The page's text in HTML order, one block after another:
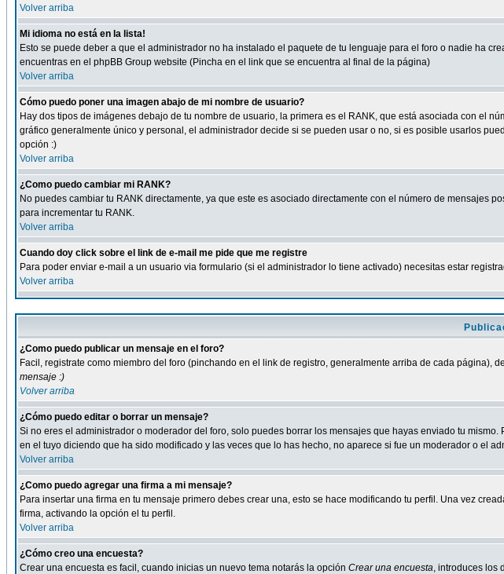
Volver arriba
Mi idioma no está en la lista!
Esto se puede deber a que el administrador no ha instalado el paquete de tu lenguaje para el foro o nadie ha
encuentras en el phpBB Group website (Pincha en el link que se encuentra al final de la página)
Volver arriba
Cómo puedo poner una imagen abajo de mi nombre de usuario?
Hay dos tipos de imágenes debajo de tu nombre de usuario, la primera es el RANK, que está asociada con el
gráfico generalmente único y personal, el administrador decide si se pueden usar o no, si es posible usarlos
opción :)
Volver arriba
¿Como puedo cambiar mi RANK?
No puedes cambiar tu RANK directamente, ya que este es asociado directamente con el número de mensajes
para incrementar tu RANK.
Volver arriba
Cuando doy click sobre el link de e-mail me pide que me registre
Para poder enviar e-mail a un usuario via formulario (si el administrador lo tiene activado) necesitas estar
Volver arriba
¿Como puedo publicar un mensaje en el foro?
Facil, registrate como miembro del foro (pinchando en el link de registro, generalmente arriba de cada página),
mensaje :)
Volver arriba
¿Cómo puedo editar o borrar un mensaje?
Si no eres el administrador o moderador del foro, solo puedes borrar los mensajes que hayas enviado tu
en el tuyo diciendo que ha sido modificado y las veces que lo has hecho, no aparece si fue un moderador o el
Volver arriba
¿Como puedo agregar una firma a mi mensaje?
Para insertar una firma en tu mensaje primero debes crear una, esto se hace modificando tu perfil. Una vez
firma, activando la opción el tu perfil.
Volver arriba
¿Cómo creo una encuesta?
Crear una encuesta es facil, cuando inicias un nuevo tema notarás la opción Crear una encuesta, introduces los